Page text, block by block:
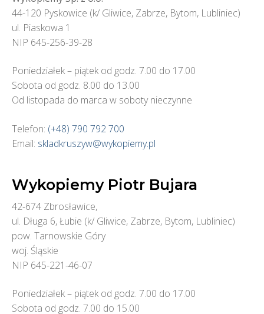
Utwardzenia dróg
44-120 Pyskowice (k/ Gliwice, Zabrze, Bytom, Lubliniec)
ul. Piaskowa 1
NIP 645-256-39-28
Poniedziałek – piątek od godz. 7.00 do 17.00
Sobota od godz. 8.00 do 13.00
Od listopada do marca w soboty nieczynne
Telefon: (+48) 790 792 700
Email: skladkruszyw@wykopiemy.pl
Wykopiemy Piotr Bujara
42-674 Zbrosławice,
ul. Długa 6, Łubie (k/ Gliwice, Zabrze, Bytom, Lubliniec)
pow. Tarnowskie Góry
woj. Śląskie
NIP 645-221-46-07
Poniedziałek – piątek od godz. 7.00 do 17.00
Sobota od godz. 7.00 do 15.00